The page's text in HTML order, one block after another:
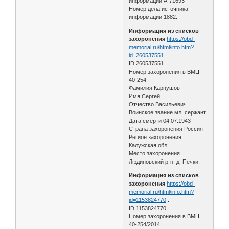
Номер дела источника
информации 1882.
Информация из списков
захоронения https://obd-
memorial.ru/html/info.htm?
id=260537551 :
ID 260537551
Номер захоронения в ВМЦ
40-254
Фамилия Карпушов
Имя Сергей
Отчество Васильевич
Воинское звание мл. сержант
Дата смерти 04.07.1943
Страна захоронения Россия
Регион захоронения
Калужская обл.
Место захоронения
Людиновский р-н, д. Печки.
Информация из списков
захоронения https://obd-
memorial.ru/html/info.htm?
id=1153824770 :
ID 1153824770
Номер захоронения в ВМЦ
40-254/2014